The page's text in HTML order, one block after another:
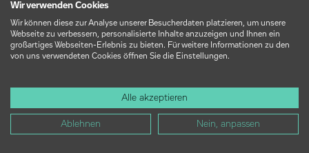
Wir verwenden Cookies
Wir können diese zur Analyse unserer Besucherdaten platzieren, um unsere
Webseite zu verbessern, personalisierte Inhalte anzuzeigen und Ihnen ein
großartiges Webseiten-Erlebnis zu bieten. Für weitere Informationen zu den
von uns verwendeten Cookies öffnen Sie die Einstellungen.
Alle akzeptieren
Ablehnen Nein, anpassen